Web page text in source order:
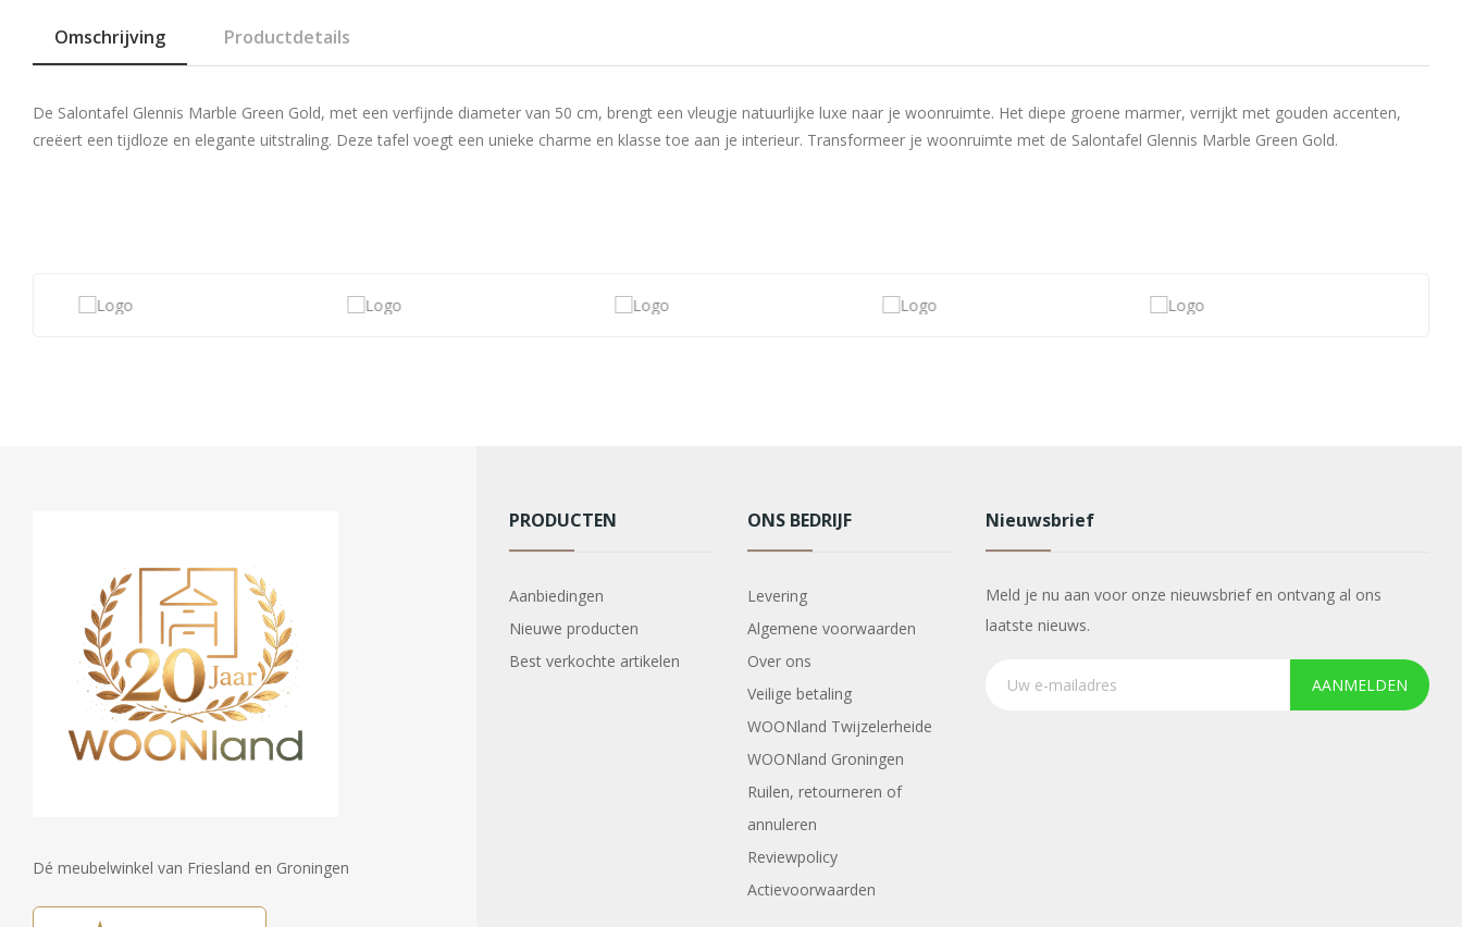
Omschrijving Productdetails
De Salontafel Glennis Marble Green Gold, met een verfijnde diameter van 50 cm, brengt een vleugje natuurlijke luxe naar je woonruimte. Het diepe groene marmer, verrijkt met gouden accenten,
creëert een tijdloze en elegante uitstraling. Deze tafel voegt een unieke charme en klasse toe aan je interieur. Transformeer je woonruimte met de Salontafel Glennis Marble Green Gold.
Dé meubelwinkel van Friesland en Groningen
PRODUCTEN
Aanbiedingen
Nieuwe producten
Best verkochte artikelen
ONS BEDRIJF
Levering
Algemene voorwaarden
Over ons
Veilige betaling
WOONland Twijzelerheide
WOONland Groningen
Ruilen, retourneren of
annuleren
Reviewpolicy
Actievoorwaarden
Nieuwsbrief
Meld je nu aan voor onze nieuwsbrief en ontvang al ons
laatste nieuws.
AANMELDEN